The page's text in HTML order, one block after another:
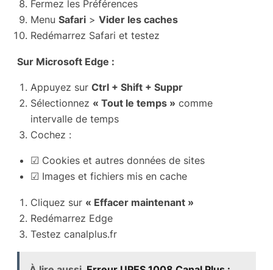
Fermez les Préférences
Menu Safari > Vider les caches
Redémarrez Safari et testez
Sur Microsoft Edge :
Appuyez sur Ctrl + Shift + Suppr
Sélectionnez « Tout le temps » comme
intervalle de temps
Cochez :
☑ Cookies et autres données de sites
☑ Images et fichiers mis en cache
Cliquez sur « Effacer maintenant »
Redémarrez Edge
Testez canalplus.fr